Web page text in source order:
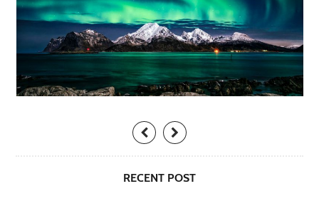
RECENT POST